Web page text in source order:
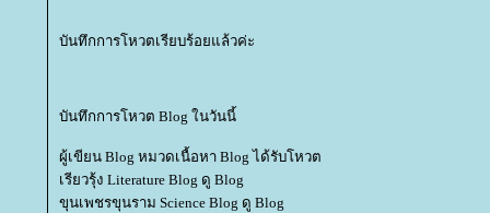
บันทึกการโหวตเรียบร้อยแล้วค่ะ
บันทึกการโหวต Blog ในวันนี้
ผู้เขียน Blog หมวดเนื้อหา Blog ได้รับโหวต
เรียวรุ้ง Literature Blog ดู Blog
ขุนเพชรขุนราม Science Blog ดู Blog